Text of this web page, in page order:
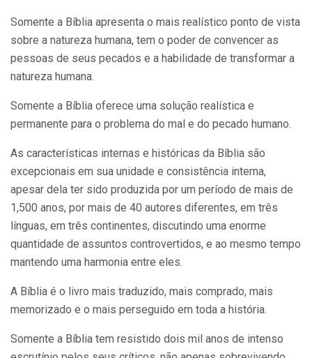
Somente a Bíblia apresenta o mais realístico ponto de vista
sobre a natureza humana, tem o poder de convencer as
pessoas de seus pecados e a habilidade de transformar a
natureza humana.
Somente a Bíblia oferece uma solução realística e
permanente para o problema do mal e do pecado humano.
As características internas e históricas da Bíblia são
excepcionais em sua unidade e consistência interna,
apesar dela ter sido produzida por um período de mais de
1,500 anos, por mais de 40 autores diferentes, em três
línguas, em três continentes, discutindo uma enorme
quantidade de assuntos controvertidos, e ao mesmo tempo
mantendo uma harmonia entre eles.
A Bíblia é o livro mais traduzido, mais comprado, mais
memorizado e o mais perseguido em toda a história.
Somente a Bíblia tem resistido dois mil anos de intenso